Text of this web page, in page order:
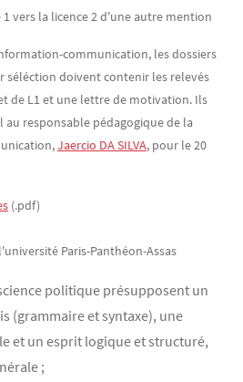
vers la licence 2 d'une autre mention
communication, les dossiers
séléction doivent contenir les relevés
de L1 et une lettre de motivation. Ils
responsable pédagogique de la
Jaercio DA SILVA, pour le 20
(.pdf)
Paris-Panthéon-Assas
politique présupposent un
(grammaire et syntaxe), une
et un esprit logique et structuré,
;